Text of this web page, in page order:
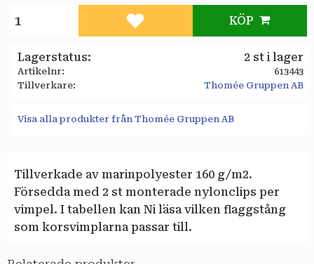
KÖP
Lägg till i favoriter
Lagerstatus 2 st i lager
Artikelnr
613443
Tillverkare
Thomée Gruppen AB
Visa alla produkter från Thomée Gruppen AB
Tillverkade av marinpolyester 160 g/m2.
Försedda med 2 st monterade nylonclips per
vimpel. I tabellen kan Ni läsa vilken flaggstång
som korsvimplarna passar till.